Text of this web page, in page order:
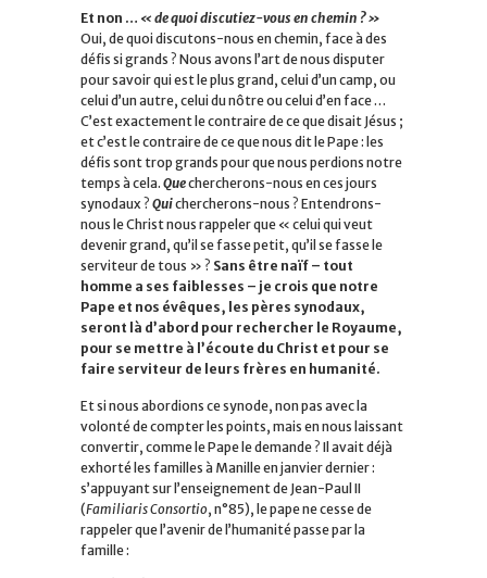
Et non … « de quoi discutiez-vous en chemin ? »
Oui, de quoi discutons-nous en chemin, face à des
défis si grands ? Nous avons l’art de nous disputer
pour savoir qui est le plus grand, celui d’un camp, ou
celui d’un autre, celui du nôtre ou celui d’en face …
C’est exactement le contraire de ce que disait Jésus ;
et c’est le contraire de ce que nous dit le Pape : les
défis sont trop grands pour que nous perdions notre
temps à cela. Quechercherons-nous en ces jours
synodaux ? Quichercherons-nous ? Entendrons-
nous le Christ nous rappeler que « celui qui veut
devenir grand, qu’il se fasse petit, qu’il se fasse le
serviteur de tous » ? Sans être naïf – tout
homme a ses faiblesses – je crois que notre
Pape et nos évêques, les pères synodaux,
seront là d’abord pour rechercher le Royaume,
pour se mettre à l’écoute du Christ et pour se
faire serviteur de leurs frères en humanité.
Et si nous abordions ce synode, non pas avec la
volonté de compter les points, mais en nous laissant
convertir, comme le Pape le demande ? Il avait déjà
exhorté les familles à Manille en janvier dernier :
s’appuyant sur l’enseignement de Jean-Paul II
(Familiaris Consortio, n°85), le pape ne cesse de
rappeler que l’avenir de l’humanité passe par la
famille :